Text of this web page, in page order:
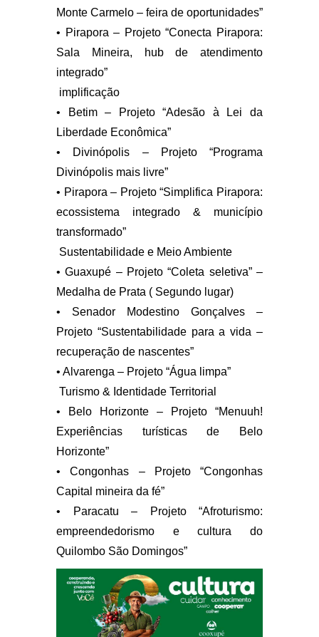
Monte Carmelo – feira de oportunidades”
• Pirapora – Projeto “Conecta Pirapora:
Sala Mineira, hub de atendimento
integrado”
implificação
• Betim – Projeto “Adesão à Lei da
Liberdade Econômica”
• Divinópolis – Projeto “Programa
Divinópolis mais livre”
• Pirapora – Projeto “Simplifica Pirapora:
ecossistema integrado & município
transformado”
Sustentabilidade e Meio Ambiente
• Guaxupé – Projeto “Coleta seletiva” –
Medalha de Prata ( Segundo lugar)
• Senador Modestino Gonçalves –
Projeto “Sustentabilidade para a vida –
recuperação de nascentes”
• Alvarenga – Projeto “Água limpa”
Turismo & Identidade Territorial
• Belo Horizonte – Projeto “Menuuh!
Experiências turísticas de Belo
Horizonte”
• Congonhas – Projeto “Congonhas
Capital mineira da fé”
• Paracatu – Projeto “Afroturismo:
empreendedorismo e cultura do
Quilombo São Domingos”